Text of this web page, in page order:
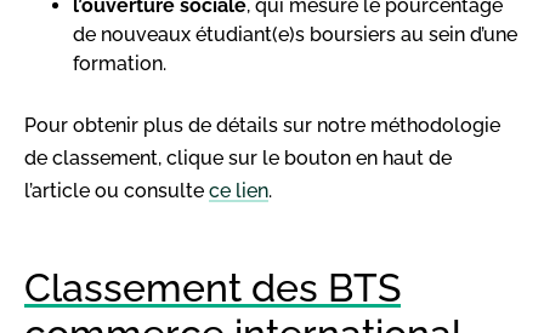
l’ouverture sociale, qui mesure le pourcentage
de nouveaux étudiant(e)s boursiers au sein d’une
formation.
Pour obtenir plus de détails sur notre méthodologie
de classement, clique sur le bouton en haut de
l’article ou consulte ce lien.
Classement des BTS